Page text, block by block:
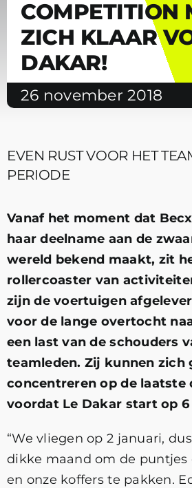
COMPETITION
ZICH KLAAR
DAKAR!
26 november 2018
EVEN RUST VOOR HET
PERIODE
Vanaf het moment dat
haar deelname aan de
wereld bekend maakt, zit
rollercoaster van
zijn de voertuigen
voor de lange overtocht
een last van de schouders
teamleden. Zij kunnen zich
concentreren op de laatste
voordat Le Dakar start op 6
“We vliegen op 2 januari,
dikke maand om de puntjes
en onze koffers te pakken.